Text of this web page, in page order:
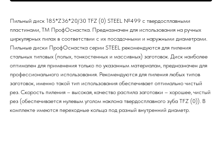
Пильный диск 185*Z36*20/30 TFZ (0) STEEL №499 с твердосплавными
пластинами, ТМ ПрофОснастка. Предназначен для использования на ручных
циркулярных пилах в соответствии с их посадочными и наружными диаметрами.
Пильные диски ПрофОснастка серии STEEL рекомендуются для пиления
стальных типовых (полых, тонкостенных и массивных) заготовок. Диск наиболее
оптимален для применения только по указанным материалам, предназначен для
профессионального использования. Рекомендуются для пиления любых типов
заготовок, именно такой тип использования обеспечивает оптимально чистый
рез. Скорость пиления – высокая, качество распила заготовки – хорошее, чистый
рез (обеспечивается нулевым уголом наклона твердосплавного зуба TFZ (0)). В
комплекте имеются переходные кольца под разный внутренний диаметр.